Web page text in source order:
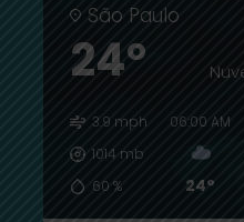
São Paulo
24°
3.9 mph
1014 mb
60 %
06:00 AM
24°